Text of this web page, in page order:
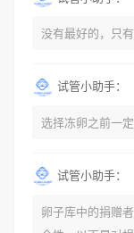
没有最好的，只
试管小助手：
选择冻卵之前一
试管小助手：
卵子库中的捐赠